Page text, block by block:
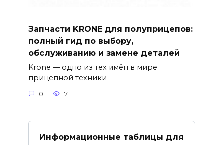
Запчасти KRONE для полуприцепов:
полный гид по выбору,
обслуживанию и замене деталей
Krone — одно из тех имён в мире
прицепной техники
0 7
Информационные таблицы для